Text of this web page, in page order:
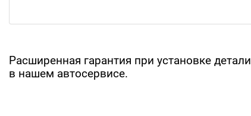
Расширенная гарантия при установке детали
в нашем автосервисе.